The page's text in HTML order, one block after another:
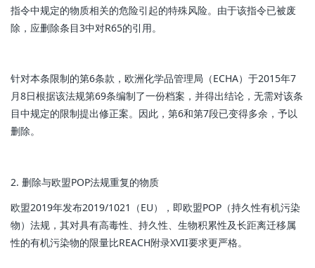
指令中规定的物质相关的危险引起的特殊风险。由于该指令已被废
除，应删除条目3中对R65的引用。
针对本条限制的第6条款，欧洲化学品管理局（ECHA）于2015年7
月8日根据该法规第69条编制了一份档案，并得出结论，无需对该条
目中规定的限制提出修正案。因此，第6和第7段已变得多余，予以
删除。
2. 删除与欧盟POP法规重复的物质
欧盟2019年发布2019/1021（EU），即欧盟POP（持久性有机污染
物）法规，其对具有高毒性、持久性、生物积累性及长距离迁移属
性的有机污染物的限量比REACH附录XVII要求更严格。